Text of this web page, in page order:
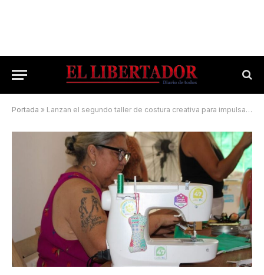
Portada » Lanzan el segundo taller de costura creativa para impulsar el emprendimiento de mujeres